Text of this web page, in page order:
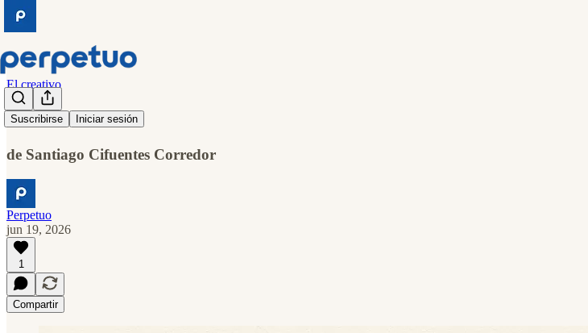
Suscribirse Iniciar sesión
El creativo
Existes
de Santiago Cifuentes Corredor
Perpetuo
jun 19, 2026
1
Compartir